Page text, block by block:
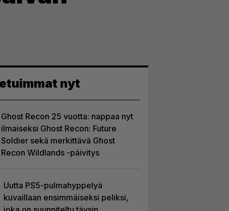
nyt
Ghost Recon 25 vuotta: nappaa nyt
ilmaiseksi Ghost Recon: Future
Soldier sekä merkittävä Ghost
Recon Wildlands -päivitys
Uutta PS5-pulmahyppelyä
kuvaillaan ensimmäiseksi peliksi,